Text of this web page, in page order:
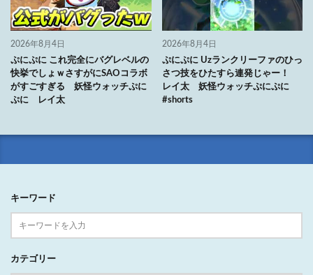
2026年8月4日
ぷにぷに これ完全にバグレベルの
快挙でしょｗさすがにSAOコラボ
がすごすぎる 妖怪ウォッチぷに
ぷに レイ太
2026年8月4日
ぷにぷに Uzランクリーファのひっ
さつ技をひたすら連発じゃー！
レイ太 妖怪ウォッチぷにぷに
#shorts
キーワード
カテゴリー